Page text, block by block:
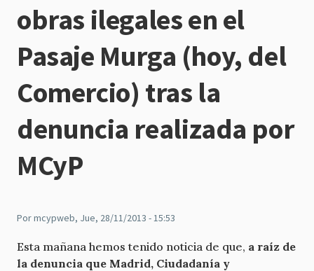
obras ilegales en el
Pasaje Murga (hoy, del
Comercio) tras la
denuncia realizada por
MCyP
Pormcypweb, Jue, 28/11/2013 - 15:53
Esta mañana hemos tenido noticia de que, a raíz de
la denuncia que Madrid, Ciudadanía y